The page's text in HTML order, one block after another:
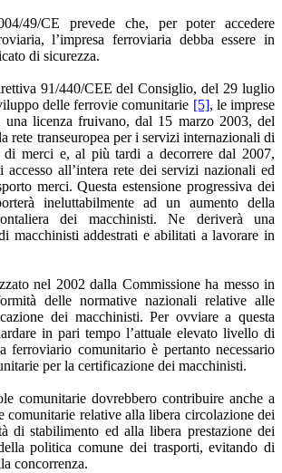
49/CE prevede che, per poter accedere
l’impresa ferroviaria debba essere in
di sicurezza.
91/440/CEE del Consiglio, del 29 luglio
delle ferrovie comunitarie [5], le imprese
licenza fruivano, dal 15 marzo 2003, del
rete transeuropea per i servizi internazionali di
di merci e, al più tardi a decorrere dal 2007,
all’intera rete dei servizi nazionali ed
merci. Questa estensione progressiva dei
ineluttabilmente ad un aumento della
dei macchinisti. Ne deriverà una
macchinisti addestrati e abilitati a lavorare in
nel 2002 dalla Commissione ha messo in
delle normative nazionali relative alle
dei macchinisti. Per ovviare a questa
in pari tempo l’attuale elevato livello di
ferroviario comunitario è pertanto necessario
per la certificazione dei macchinisti.
comunitarie dovrebbero contribuire anche a
comunitarie relative alla libera circolazione dei
di stabilimento ed alla libera prestazione dei
politica comune dei trasporti, evitando di
concorrenza.